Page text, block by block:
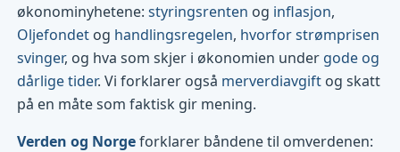
økonominyhetene:styringsrenten og inflasjon,
Oljefondet og handlingsregelen, hvorfor strømprisen
svinger, og hva som skjer i økonomien under gode og
dårlige tider. Vi forklarer også merverdiavgift og skatt
på en måte som faktisk gir mening.
Verden og Norgeforklarer båndene til omverdenen: